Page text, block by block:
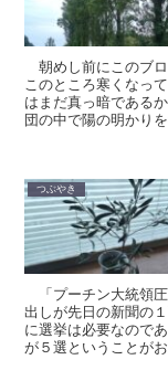
朝めし前にこのブロ
このところ寒くなっ
はまだ真っ暗である
団の中で陽の明かり
つぶやき
「プーチン大統領
出しが先日の新聞の
に選挙は必要なので
が５選ということが